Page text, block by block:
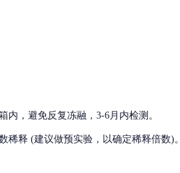
，避免反复冻融，3-6月内检测。
稀释 (建议做预实验，以确定稀释倍数)。